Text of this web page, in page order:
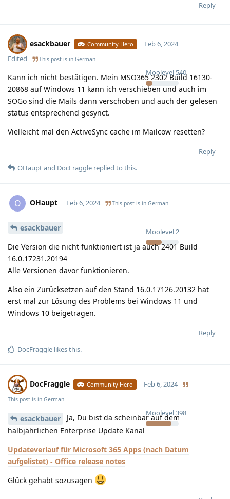
Reply
esackbauer Community Hero
Moolevel 540
Feb 6, 2024
Edited
This post is in German
Kann ich nicht bestätigen. Mein MSO365 2302 Build 16130-
20868 auf Windows 11 kann ich verschieben und auch im
SOGo sind die Mails dann verschoben und auch der gelesen
status entsprechend gesynct.
Vielleicht mal den ActiveSync cache im Mailcow resetten?
Reply
OHauptand DocFraggle replied to this.
O OHaupt
Moolevel2
Feb 6, 2024 This post is in German
esackbauer
Die Version die nicht funktioniert ist ja auch 2401 Build
16.0.17231.20194
Alle Versionen davor funktionieren.
Also ein Zurücksetzen auf den Stand 16.0.17126.20132 hat
erst mal zur Lösung des Problems bei Windows 11 und
Windows 10 beigetragen.
Reply
DocFraggle likes this.
DocFraggle Community Hero
Moolevel398
Feb 6, 2024
This post is in German
esackbauer
Ja, Du bist da scheinbar auf dem
halbjährlichen Enterprise Update Kanal
Updateverlauf für Microsoft 365 Apps (nach Datum
aufgelistet) - Office release notes
Glück gehabt sozusagen